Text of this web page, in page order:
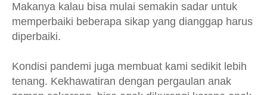
Makanya kalau bisa mulai semakin sadar untuk
memperbaiki beberapa sikap yang dianggap harus
diperbaiki.
Kondisi pandemi juga membuat kami sedikit lebih
tenang. Kekhawatiran dengan pergaulan anak